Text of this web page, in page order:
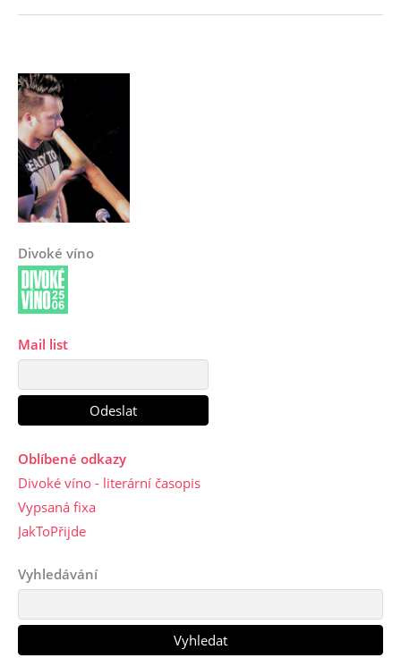
Divoké víno
Mail list
Oblíbené odkazy
Divoké víno - literární časopis
Vypsaná fixa
JakToPřijde
Vyhledávání